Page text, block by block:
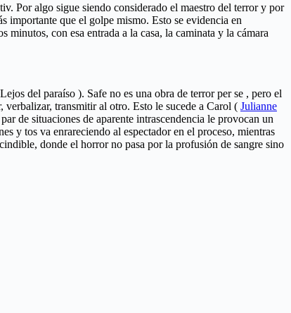
Por algo sigue siendo considerado el maestro del terror y por
importante que el golpe mismo. Esto se evidencia en
con esa entrada a la casa, la caminata y la cámara
del paraíso ). Safe no es una obra de terror per se , pero el
verbalizar, transmitir al otro. Esto le sucede a Carol ( Julianne
de situaciones de aparente intrascendencia le provocan un
y tos va enrareciendo al espectador en el proceso, mientras
donde el horror no pasa por la profusión de sangre sino